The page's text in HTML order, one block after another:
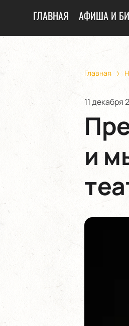
ГЛАВНАЯ АФИША И
Главная
11 декабря
и